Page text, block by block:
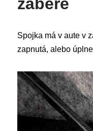
Spojka má v aute v
zapnutá, alebo